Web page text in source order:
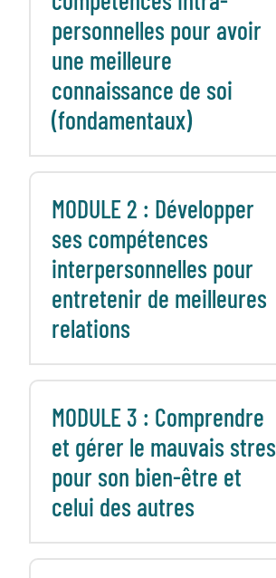
personnelles pour avoir
une meilleure
connaissance de soi
(fondamentaux)
MODULE 2 : Développer
ses compétences
interpersonnelles pour
entretenir de meilleures
relations
MODULE 3 : Comprendre
et gérer le mauvais
pour son bien-être et
celui des autres